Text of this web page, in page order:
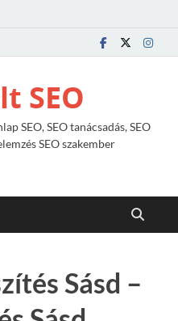
SEO
SEO, SEO tanácsadás, SEO
SEO szakember
Sásd –